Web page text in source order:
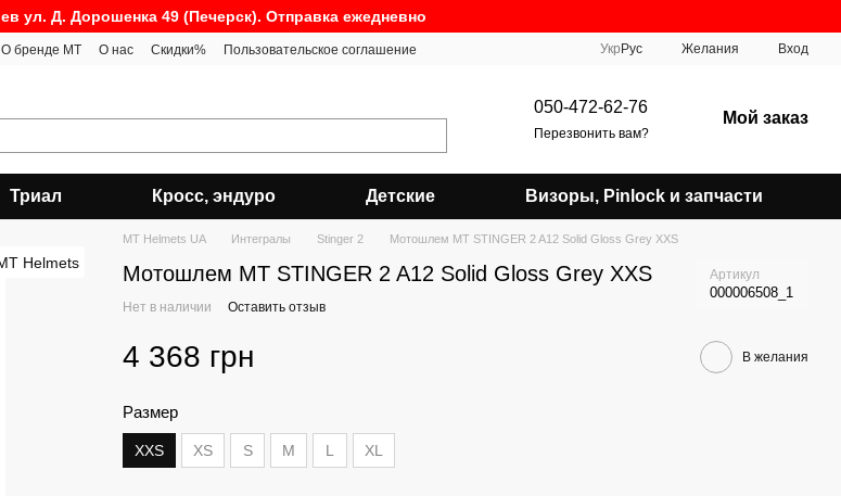
ул. Д. Дорошенка 49 (Печерск). Отправка ежедневно
О бренде MT О нас Скидки% Пользовательское соглашение Укр Рус Желания Вход
050-472-62-76
Перезвонить вам?
Мой заказ
Триал Кросс, эндуро Детские Визоры, Pinlock и запчасти
MT Helmets UA Интегралы Stinger 2 Мотошлем MT STINGER 2 A12 Solid Gloss Grey XXS
Мотошлем MT STINGER 2 A12 Solid Gloss Grey XXS Артикул
000006508_1
Нет в наличии Оставить отзыв
4 368 грн В желания
Размер
XXS XS S M L XL